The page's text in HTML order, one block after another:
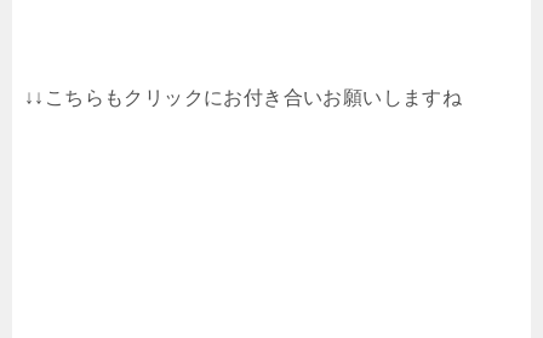
↓↓こちらもクリックにお付き合いお願いしますね